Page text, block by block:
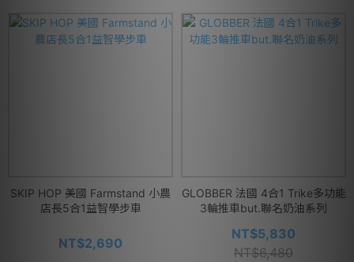
SKIP HOP 美國 Farmstand 小農
店長5合1益智學步車
NT$2,690
GLOBBER 法國 4合1 Trike多功能
3輪推車but.聯名奶油系列
NT$5,830
NT$6,480